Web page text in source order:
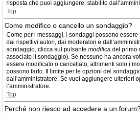
risposta che puoi aggiungere, stabilito
Top
Come modifico o cancello un sondaggio?
Come per i messaggi, i sondaggi possono
dai rispettivi autori, dai moderatori e
sondaggio, clicca sul pulsante modifica del primo
associato il sondaggio). Se nessuno ha ancora
essere modificato o cancellato, altrimenti solo i
possono farlo. Il limite per le opzioni del
dall’amministratore. Se vuoi aggiungere ulteriori
l’amministratore.
Top
Perché non riesco ad accedere a un